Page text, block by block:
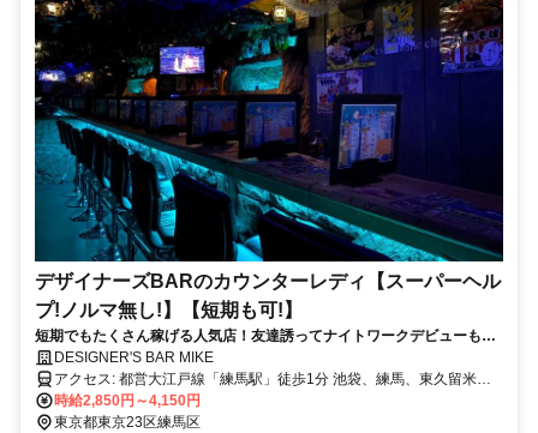
デザイナーズBARのカウンターレディ【スーパーヘル
プ!ノルマ無し!】【短期も可!】
短期でもたくさん稼げる人気店！友達誘ってナイトワークデビューも
OK！毎日、日払いだからお財布も◎
DESIGNER'S BAR MIKE
アクセス: 都営大江戸線「練馬駅」徒歩1分 池袋、練馬、東久留米、
秋津、所沢、大泉学園、石神井公園、飯能、小手指からも1本で通い
やすいです。
時給2,850円～4,150円
東京都東京23区練馬区